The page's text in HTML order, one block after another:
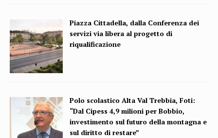
Piazza Cittadella, dalla Conferenza dei
servizi via libera al progetto di
riqualificazione
Polo scolastico Alta Val Trebbia, Foti:
“Dal Cipess 4,9 milioni per Bobbio,
investimento sul futuro della montagna e
sul diritto di restare”